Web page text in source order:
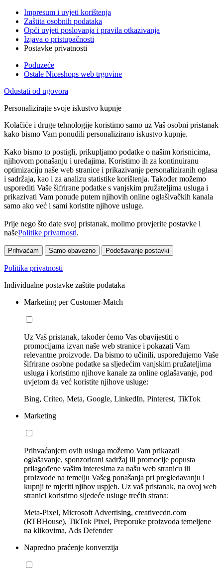
Impresum i uvjeti korištenja
Zaštita osobnih podataka
Opći uvjeti poslovanja i pravila otkazivanja
Izjava o pristupačnosti
Postavke privatnosti
Poduzeće
Ostale Niceshops web trgovine
Odustati od ugovora
Personalizirajte svoje iskustvo kupnje
Kolačiće i druge tehnologije koristimo samo uz Vaš osobni pristanak
kako bismo Vam ponudili personalizirano iskustvo kupnje.
Kako bismo to postigli, prikupljamo podatke o našim korisnicima,
njihovom ponašanju i uređajima. Koristimo ih za kontinuiranu
optimizaciju naše web stranice i prikazivanje personaliziranih oglasa
i sadržaja, kao i za analizu statistike korištenja. Također možemo
usporediti Vaše šifrirane podatke s vanjskim pružateljima usluga i
prikazivati Vam ponude putem njihovih online oglašivačkih kanala
samo ako već i sami koristite njihove usluge.
Prije nego što date svoj pristanak, molimo provjerite postavke i
našePolitike privatnosti.
Prihvaćam Samo obavezno Podešavanje postavki
Politika privatnosti
Individualne postavke zaštite podataka
Marketing per Customer-Match
Uz Vaš pristanak, također ćemo Vas obavijestiti o
promocijama izvan naše web stranice i pokazati Vam
relevantne proizvode. Da bismo to učinili, uspoređujemo Vaše
šifrirane osobne podatke sa sljedećim vanjskim pružateljima
usluga i koristimo njihove kanale za online oglašavanje, pod
uvjetom da već koristite njihove usluge:
Bing, Criteo, Meta, Google, LinkedIn, Pinterest, TikTok
Marketing
Prihvaćanjem ovih usluga možemo Vam prikazati
oglašavanje, sponzorirani sadržaj ili promocije popusta
prilagođene vašim interesima za našu web stranicu ili
proizvode na temelju Vašeg ponašanja pri pregledavanju i
kupnji te mjeriti njihov uspjeh. Uz vaš pristanak, na ovoj web
stranici koristimo sljedeće usluge trećih strana:
Meta-Pixel, Microsoft Advertising, creativecdn.com
(RTBHouse), TikTok Pixel, Preporuke proizvoda temeljene
na klikovima, Ads Defender
Napredno praćenje konverzija